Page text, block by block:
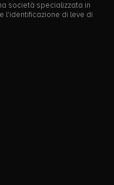
società specializzata in
l'identificazione di leve di